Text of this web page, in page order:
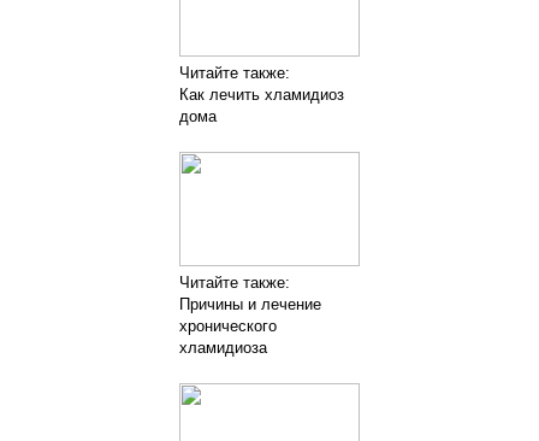
Читайте также:
Как лечить хламидиоз
дома
Читайте также:
Причины и лечение
хронического
хламидиоза